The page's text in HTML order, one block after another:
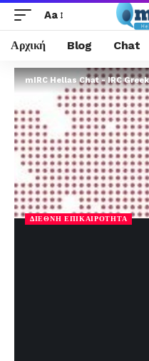
Aa
Αρχική Blog Chat
ΔΙΕΘΝΉ ΕΠΙΚΑΙΡΌΤΗΤΑ